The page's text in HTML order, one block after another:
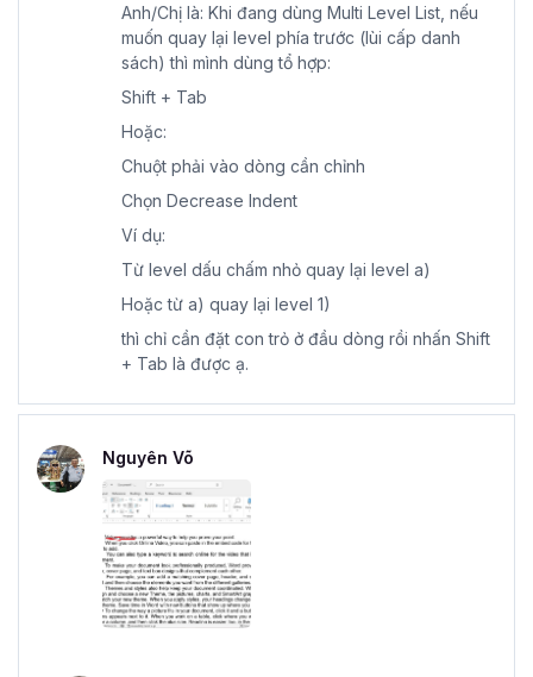
Anh/Chị là: Khi đang dùng Multi Level List, nếu
muốn quay lại level phía trước (lùi cấp danh
sách) thì mình dùng tổ hợp:
Shift + Tab
Hoặc:
Chuột phải vào dòng cần chỉnh
Chọn Decrease Indent
Ví dụ:
Từ level dấu chấm nhỏ quay lại level a)
Hoặc từ a) quay lại level 1)
thì chỉ cần đặt con trỏ ở đầu dòng rồi nhấn Shift
+ Tab là được ạ.
Nguyên Võ